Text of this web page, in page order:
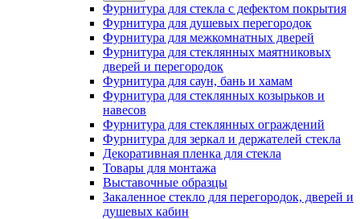
Фурнитура для стекла с дефектом покрытия
Фурнитура для душевых перегородок
Фурнитура для межкомнатных дверей
Фурнитура для стеклянных маятниковых
дверей и перегородок
Фурнитура для саун, бань и хамам
Фурнитура для стеклянных козырьков и
навесов
Фурнитура для стеклянных ограждений
Фурнитура для зеркал и держателей стекла
Декоративная пленка для стекла
Товары для монтажа
Выставочные образцы
Закаленное стекло для перегородок, дверей и
душевых кабин